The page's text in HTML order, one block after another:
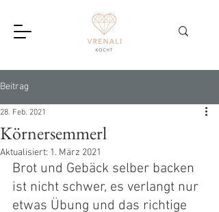
Beitrag
Körnersemmerl
28. Feb. 2021
Aktualisiert: 1. März 2021
Brot und Gebäck selber backen
ist nicht schwer, es verlangt nur
etwas Übung und das richtige